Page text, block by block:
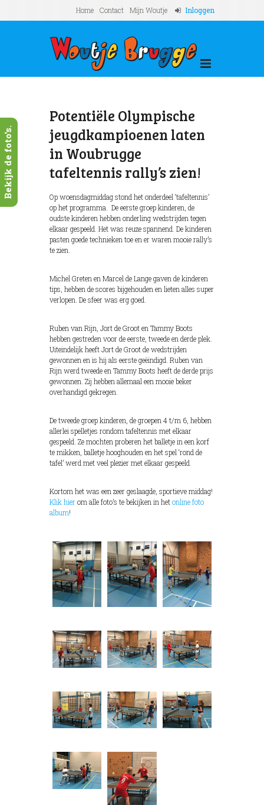
Home Contact Mijn Woutje Inloggen
Potentiële Olympische
jeugdkampioenen laten
in Woubrugge
tafeltennis rally’s zien!
Op woensdagmiddag stond het onderdeel ‘tafeltennis’
op het programma. De eerste groep kinderen, de
oudste kinderen hebben onderling wedstrijden tegen
elkaar gespeeld. Het was reuze spannend. De kinderen
pasten goede technieken toe en er waren mooie rally’s
te zien.
Michel Greten en Marcel de Lange gaven de kinderen
tips, hebben de scores bijgehouden en lieten alles super
verlopen. De sfeer was erg goed.
Ruben van Rijn, Jort de Groot en Tammy Boots
hebben gestreden voor de eerste, tweede en derde plek.
Uiteindelijk heeft Jort de Groot de wedstrijden
gewonnen en is hij als eerste geëindigd. Ruben van
Rijn werd tweede en Tammy Boots heeft de derde prijs
gewonnen. Zij hebben allemaal een mooie beker
overhandigd gekregen.
De tweede groep kinderen, de groepen 4 t/m 6, hebben
allerlei spelletjes rondom tafeltennis met elkaar
gespeeld. Ze mochten proberen het balletje in een korf
te mikken, balletje hooghouden en het spel ‘rond de
tafel’ werd met veel plezier met elkaar gespeeld.
Kortom het was een zeer geslaagde, sportieve middag!
Klik hierom alle foto’s te bekijken in hetonline foto
album!
Bekijk de foto's.